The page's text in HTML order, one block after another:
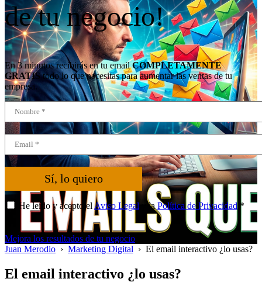
de tu negocio!
En 3 minutos recibirás en tu emailCOMPLETAMENTE
GRATIStodo lo que necesitas para aumentar las ventas de tu
empresa.
Sí, lo quiero
He leído y acepto el Aviso Legal y laPolítica de Privacidad *
Mejora los resultados de tu negocio
Juan Merodio › Marketing Digital › El email interactivo ¿lo usas?
El email interactivo ¿lo usas?